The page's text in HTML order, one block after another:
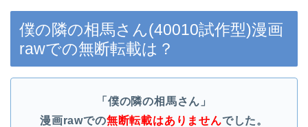
僕の隣の相馬さん(40010試作型)漫画
rawでの無断転載は？
「僕の隣の相馬さん」
漫画rawでの無断転載はありませんでした。